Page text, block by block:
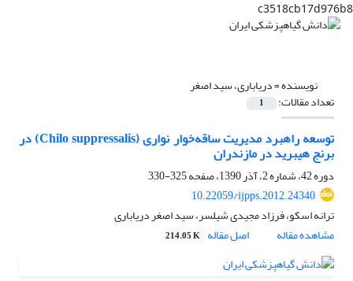
c3518cb17d976b8
نویسنده =دریاباری، سید اصغر
تعداد مقالات: 1
توسعه راهبرد مدیریت ساقه‌خوار نواری (Chilo suppressalis) در
برنج هیبرید در مازندران
دوره 42، شماره 2، آذر 1390، صفحه
325-330
10.22059/ijpps.2012.24340
ترانه اسکو، فرزاد مجیدی شیلسر، سید اصغر دریاباری
مشاهده مقاله
اصل مقاله 214.05 K